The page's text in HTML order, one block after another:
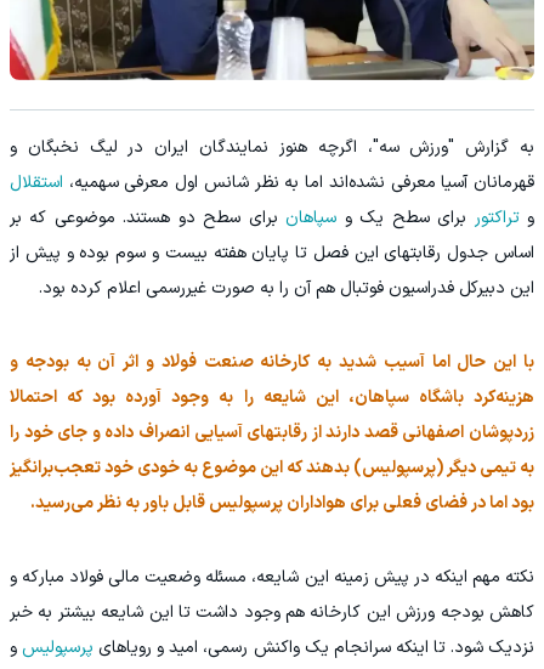
به گزارش "ورزش سه"، اگرچه هنوز نمایندگان ایران در لیگ نخبگان و
قهرمانان آسیا معرفی نشده‌اند اما به نظر شانس اول معرفی سهمیه، استقلال
وتراکتور برای سطح یک و سپاهانبرای سطح دو هستند. موضوعی که بر
اساس جدول رقابتهای این فصل تا پایان هفته بیست و سوم بوده و پیش از
این دبیرکل فدراسیون فوتبال هم آن را به صورت غیررسمی اعلام کرده بود.
با این حال اما آسیب شدید به کارخانه صنعت فولاد و اثر آن به بودجه و
هزینه‌کرد باشگاه سپاهان، این شایعه را به وجود آورده بود که احتمالا
زردپوشان اصفهانی قصد دارند از رقابتهای آسیایی انصراف داده و جای خود را
به تیمی دیگر (پرسپولیس) بدهند که این موضوع به خودی خود تعجب‌برانگیز
بود اما در فضای فعلی برای هواداران پرسپولیس قابل باور به نظر می‌رسید.
نکته مهم اینکه در پیش زمینه این شایعه، مسئله وضعیت مالی فولاد مبارکه و
کاهش بودجه ورزش این کارخانه هم وجود داشت تا این شایعه بیشتر به خبر
نزدیک شود. تا اینکه سرانجام یک واکنش رسمی، امید و رویاهای پرسپولیس و